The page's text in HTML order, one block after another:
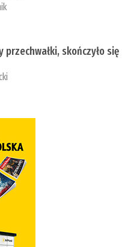
przechwałki, skończyło się